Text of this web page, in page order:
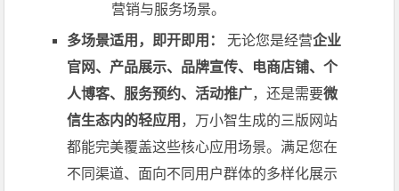
营销与服务场景。
多场景适用，即开即用： 无论您是经营企业
官网、产品展示、品牌宣传、电商店铺、个
人博客、服务预约、活动推广，还是需要微
信生态内的轻应用 ，万小智生成的三版网站
都能完美覆盖这些核心应用场景。满足您在
不同渠道、面向不同用户群体的多样化展示